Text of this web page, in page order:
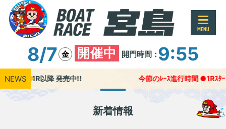
MENU
8/7 金 開催中 開門時間：9:55
NEWS
、1R以降 発売中!! 今節のﾚｰｽ進行時間 ●1Rｽﾀｰﾄ展
新着情報